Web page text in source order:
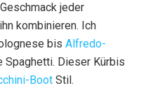
jeder
kombinieren. Ich
bisAlfredo-
Spaghetti. Dieser Kürbis
Boot Stil.